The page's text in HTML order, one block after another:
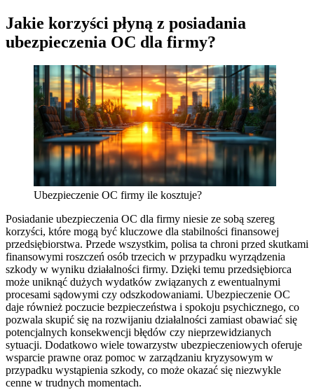
Jakie korzyści płyną z posiadania
ubezpieczenia OC dla firmy?
Ubezpieczenie OC firmy ile kosztuje?
Posiadanie ubezpieczenia OC dla firmy niesie ze sobą szereg
korzyści, które mogą być kluczowe dla stabilności finansowej
przedsiębiorstwa. Przede wszystkim, polisa ta chroni przed skutkami
finansowymi roszczeń osób trzecich w przypadku wyrządzenia
szkody w wyniku działalności firmy. Dzięki temu przedsiębiorca
może uniknąć dużych wydatków związanych z ewentualnymi
procesami sądowymi czy odszkodowaniami. Ubezpieczenie OC
daje również poczucie bezpieczeństwa i spokoju psychicznego, co
pozwala skupić się na rozwijaniu działalności zamiast obawiać się
potencjalnych konsekwencji błędów czy nieprzewidzianych
sytuacji. Dodatkowo wiele towarzystw ubezpieczeniowych oferuje
wsparcie prawne oraz pomoc w zarządzaniu kryzysowym w
przypadku wystąpienia szkody, co może okazać się niezwykle
cenne w trudnych momentach.